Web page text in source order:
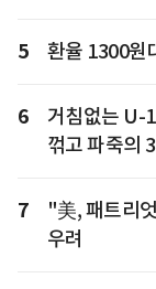
5 환율 1300원
6
거침없는 U-
꺾고 파죽의
7
"美, 패트리
우려